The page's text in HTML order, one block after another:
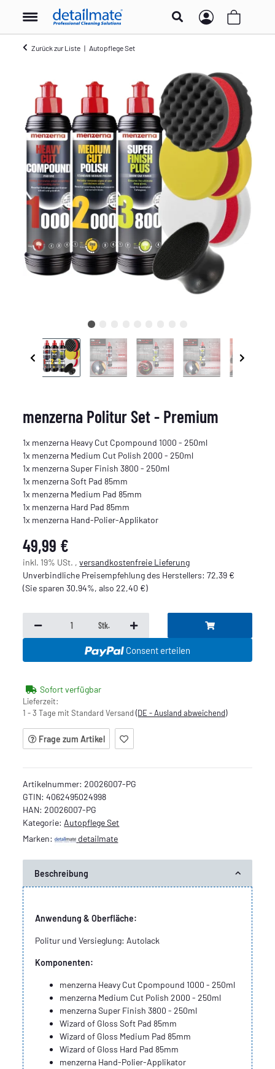
Zurück zur Liste Autopflege Set
menzerna Politur Set - Premium
1x menzerna Heavy Cut Cpompound 1000 - 250ml
1x menzerna Medium Cut Polish 2000 - 250ml
1x menzerna Super Finish 3800 - 250ml
1x menzerna Soft Pad 85mm
1x menzerna Medium Pad 85mm
1x menzerna Hard Pad 85mm
1x menzerna Hand-Polier-Applikator
49,99 €
inkl. 19% USt. ,versandkostenfreie Lieferung
Unverbindliche Preisempfehlung des Herstellers:72,39 €
(Sie sparen30.94%, also22,40 €)
Stk.
Consent erteilen
Sofort verfügbar
Lieferzeit:
1 - 3 Tage mit Standard Versand(DE - Ausland abweichend)
Frage zum Artikel
Artikelnummer:20026007-PG
GTIN: 4062495024998
HAN: 20026007-PG
Kategorie: Autopflege Set
Marken:
detailmate
Beschreibung
Anwendung & Oberfläche:
Politur und Versieglung: Autolack
Komponenten:
menzerna Heavy Cut Cpompound 1000 - 250ml
menzerna Medium Cut Polish 2000 - 250ml
menzerna Super Finish 3800 - 250ml
Wizard of Gloss Soft Pad 85mm
Wizard of Gloss Medium Pad 85mm
Wizard of Gloss Hard Pad 85mm
menzerna Hand-Polier-Applikator